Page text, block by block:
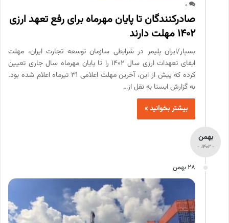
0
صادرکنندگان تا پایان مهرماه برای رفع تعهد ارزی
۱۴۰۲ مهلت دارند
بسپار/ایران پلیمر در شرایطی سازمان توسعه تجارت ایران، مهلت
ایفای تعهدات ارزی سال ۱۴۰۲ را تا پایان مهرماه سال جاری تعیین
کرده که پیش از این، آخرین مهلت اعلامی ۳۱ تیرماه اعلام شده بود.
به گزارش ایسنا به نقل از…
بیشتر بخوانید »
بهمن
- 1402 -
28 بهمن